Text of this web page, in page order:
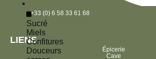
Sucré
Miels
Confitures
Douceurs
+33 (0) 6 58 33 61 68
LIENS
Épicerie
Cave